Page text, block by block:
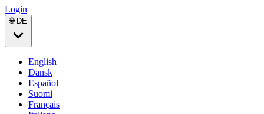
Login
🌐 DE
English
Dansk
Español
Suomi
Français